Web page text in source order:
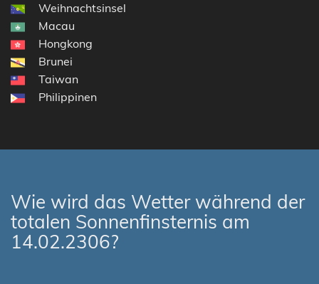
Weihnachtsinsel
Macau
Hongkong
Brunei
Taiwan
Philippinen
Wie wird das Wetter während der
totalen Sonnenfinsternis am
14.02.2306?